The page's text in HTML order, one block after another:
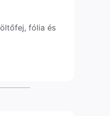
fólia és